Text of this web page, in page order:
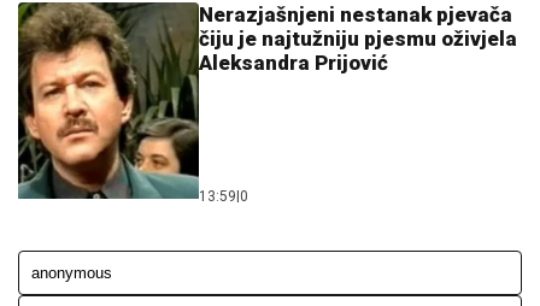
Nerazjašnjeni nestanak pjevača
čiju je najtužniju pjesmu oživjela
Aleksandra Prijović
13:59 0